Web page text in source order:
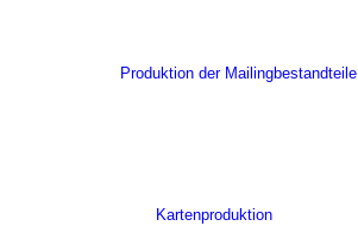
Produktion der Mailingbestandteile
Kartenproduktion